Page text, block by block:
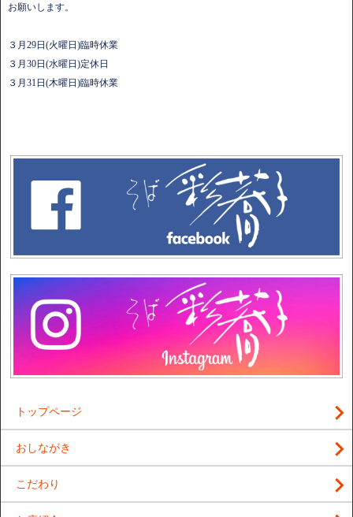
お願いします。
３月29日(火曜日)臨時休業
３月30日(水曜日)定休日
３月31日(木曜日)臨時休業
トップページ
おしながき
こだわり